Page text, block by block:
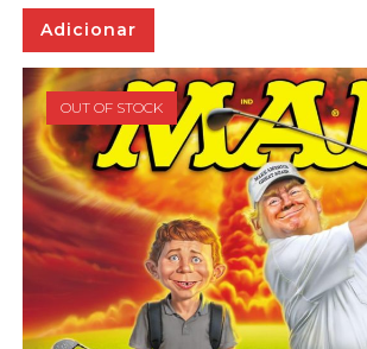
Adicionar
OUT OF STOCK